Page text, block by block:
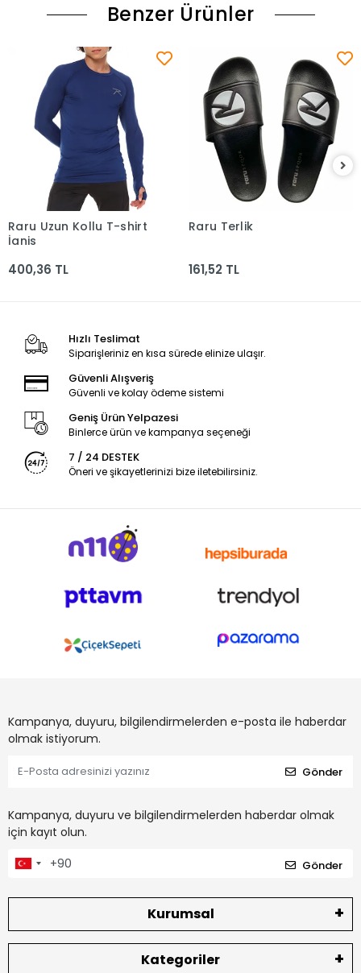
Benzer Ürünler
Sepete Ekle
Raru Uzun Kollu T-shirt
İgnis
400,36 TL
Sepete Ekle
Raru Terlik
161,52 TL
Hızlı Teslimat
Siparişleriniz en kısa sürede elinize ulaşır.
Güvenli Alışveriş
Güvenli ve kolay ödeme sistemi
Geniş Ürün Yelpazesi
Binlerce ürün ve kampanya seçeneği
7 / 24 DESTEK
Öneri ve şikayetlerinizi bize iletebilirsiniz.
Kampanya, duyuru, bilgilendirmelerden e-posta ile haberdar
olmak istiyorum.
Gönder
Kampanya, duyuru ve bilgilendirmelerden haberdar olmak
için kayıt olun.
Gönder
Kurumsal
Kategoriler